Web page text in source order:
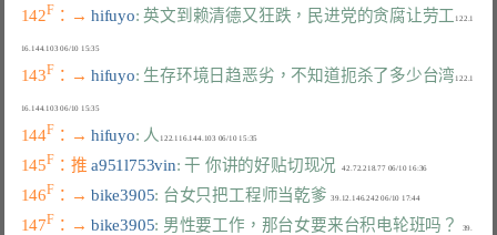
142F ：→ hifuyo: 英文到赖清德又狂跌，民进党的贪腐让劳工 122.1
16.144.103 06/10 15:35
143F ：→ hifuyo: 生存环境日趋恶劣，不知道扼杀了多少台湾 122.1
16.144.103 06/10 15:35
144F ：→ hifuyo: 人
145F ：推 a951l753vin: 干 你讲的好贴切现况
146F ：→ bike3905: 台女只把工程师当乾爹
  39.12.146.242 06/10 17:44
147F ：→ bike3905: 男性要工作，那台女要来台积电轮班吗？
  39.